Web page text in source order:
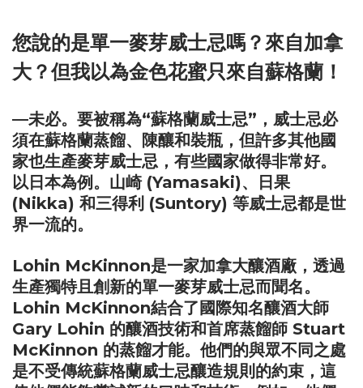
您說的是單一麥芽威士忌嗎？來自加拿
大？但我以為金色花蜜只來自蘇格蘭！
—未必。要被稱為“蘇格蘭威士忌”，威士忌必
須在蘇格蘭蒸餾、陳釀和裝瓶，但許多其他國
家也生產麥芽威士忌，有些國家做得非常好。
以日本為例。山崎 (Yamasaki)、日果
(Nikka) 和三得利 (Suntory) 等威士忌都是世
界一流的。
Lohin McKinnon是一家加拿大釀酒廠，透過
生產獨特且創新的單一麥芽威士忌而聞名。
Lohin McKinnon結合了國際知名釀酒大師
Gary Lohin 的釀酒技術和首席蒸餾師 Stuart
McKinnon 的蒸餾才能。他們的與眾不同之處
是不受傳統蘇格蘭威士忌釀造規則的約束，這